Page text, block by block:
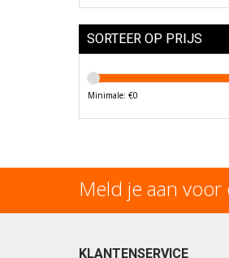
SORTEER OP PRIJS
Minimale: €0
Meld je aan
KLANTENSERVICE